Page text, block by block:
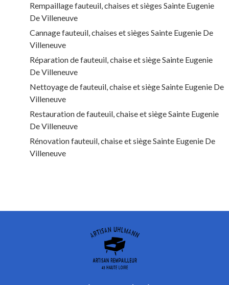
Rempaillage fauteuil, chaises et sièges Sainte Eugenie
De Villeneuve
Cannage fauteuil, chaises et sièges Sainte Eugenie De
Villeneuve
Réparation de fauteuil, chaise et siège Sainte Eugenie
De Villeneuve
Nettoyage de fauteuil, chaise et siège Sainte Eugenie De
Villeneuve
Restauration de fauteuil, chaise et siège Sainte Eugenie
De Villeneuve
Rénovation fauteuil, chaise et siège Sainte Eugenie De
Villeneuve